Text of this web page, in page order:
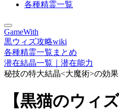
各種精霊一覧
GameWith
黒ウィズ攻略wiki
各種精霊一覧まとめ
潜在結晶一覧｜潜在能力
秘技の特大結晶<大魔術>の効
【黒猫のウィ